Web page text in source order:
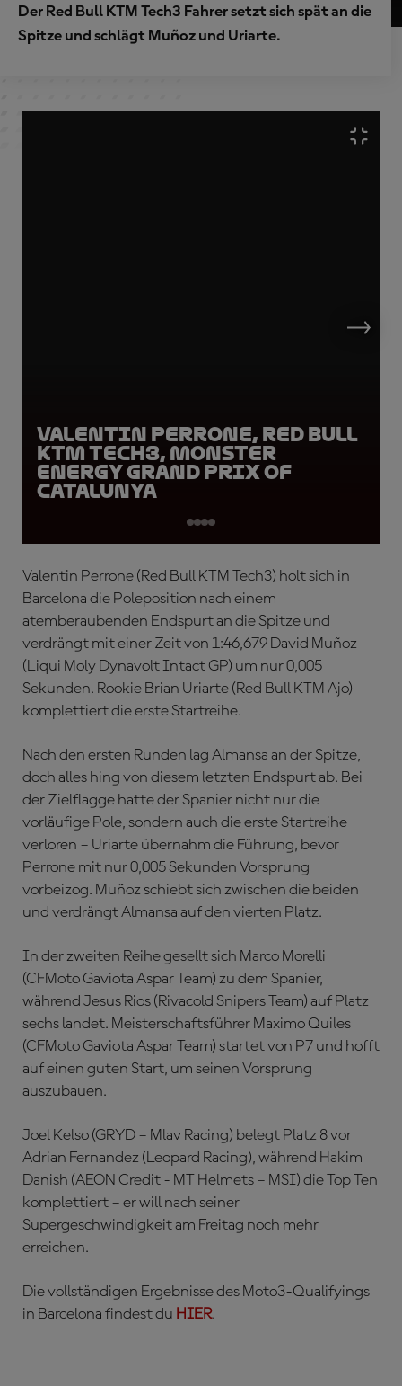
Der Red Bull KTM Tech3 Fahrer setzt sich spät an die
Spitze und schlägt Muñoz und Uriarte.
Valentin Perrone, Red Bull
KTM Tech3, Monster
Energy Grand Prix of
Catalunya
Valentin Perrone (Red Bull KTM Tech3) holt sich in
Barcelona die Poleposition nach einem
atemberaubenden Endspurt an die Spitze und
verdrängt mit einer Zeit von 1:46,679 David Muñoz
(Liqui Moly Dynavolt Intact GP) um nur 0,005
Sekunden. Rookie Brian Uriarte (Red Bull KTM Ajo)
komplettiert die erste Startreihe.
Nach den ersten Runden lag Almansa an der Spitze,
doch alles hing von diesem letzten Endspurt ab. Bei
der Zielflagge hatte der Spanier nicht nur die
vorläufige Pole, sondern auch die erste Startreihe
verloren – Uriarte übernahm die Führung, bevor
Perrone mit nur 0,005 Sekunden Vorsprung
vorbeizog. Muñoz schiebt sich zwischen die beiden
und verdrängt Almansa auf den vierten Platz.
In der zweiten Reihe gesellt sich Marco Morelli
(CFMoto Gaviota Aspar Team) zu dem Spanier,
während Jesus Rios (Rivacold Snipers Team) auf Platz
sechs landet. Meisterschaftsführer Maximo Quiles
(CFMoto Gaviota Aspar Team) startet von P7 und hofft
auf einen guten Start, um seinen Vorsprung
auszubauen.
Joel Kelso (GRYD – Mlav Racing) belegt Platz 8 vor
Adrian Fernandez (Leopard Racing), während Hakim
Danish (AEON Credit - MT Helmets – MSI) die Top Ten
komplettiert – er will nach seiner
Supergeschwindigkeit am Freitag noch mehr
erreichen.
Die vollständigen Ergebnisse des Moto3-Qualifyings
in Barcelona findest du HIER.